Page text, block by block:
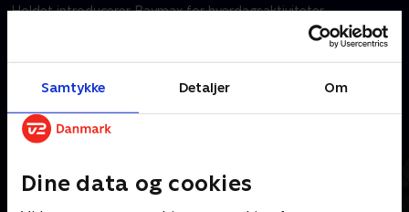
Samtykke Detaljer Om
Dine data og cookies
Holdet introducerer Baymax for hverdagsaktiviteter.
Kræver tilkøb
Mere indhold fra Disney+